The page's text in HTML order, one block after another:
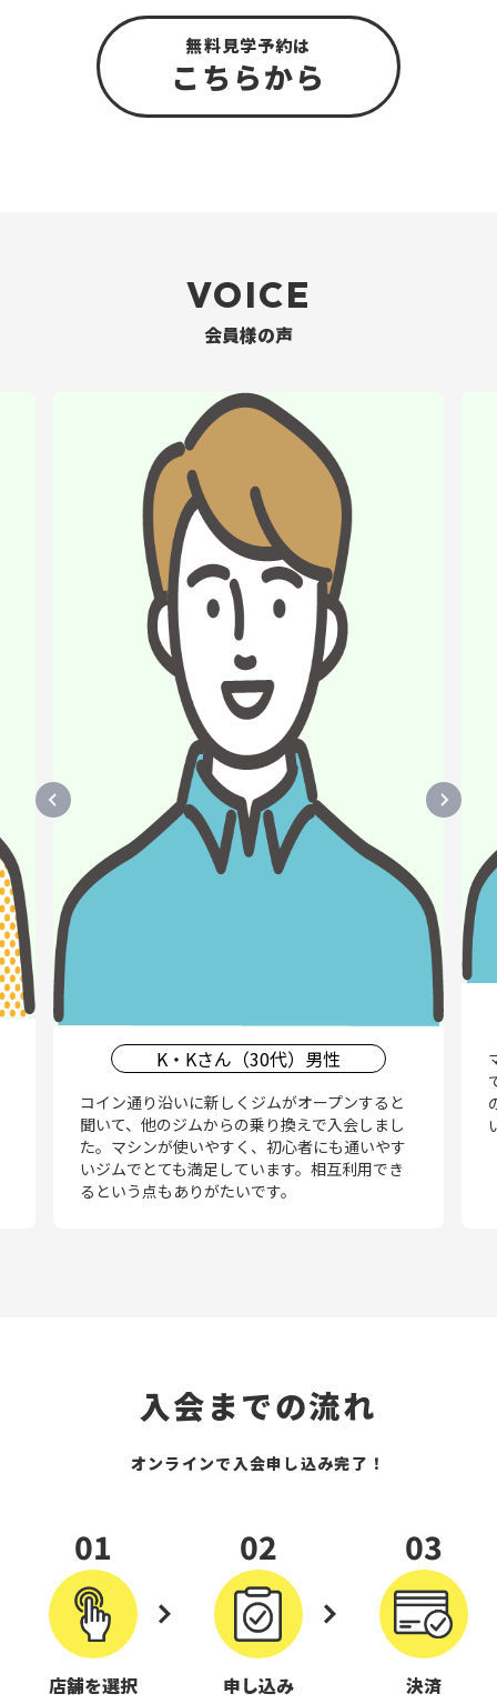
無料見学予約は
こちらから
VOICE
会員様の声
K・Kさん（30代）男性
コイン通り沿いに新しくジムがオープンすると
聞いて、他のジムからの乗り換えで入会しまし
た。マシンが使いやすく、初心者にも通いやす
いジムでとても満足しています。相互利用でき
るという点もありがたいです。
入会までの流れ
オンラインで入会申し込み完了！
01
店舗を選択
02
申し込み
03
決済